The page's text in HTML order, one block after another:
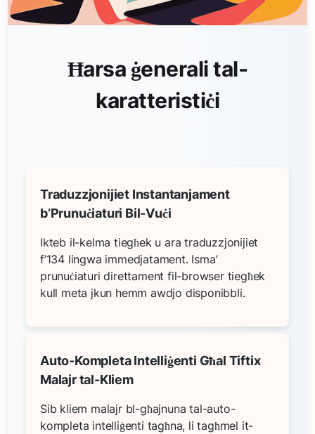
Ħarsa ġenerali tal-
karatteristiċi
Traduzzjonijiet Instantanjament
b’Prunuċiaturi Bil-Vuċi
Ikteb il-kelma tiegħek u ara traduzzjonijiet
f’134 lingwa immedjatament. Isma’
prunuċiaturi direttament fil-browser tiegħek
kull meta jkun hemm awdjo disponibbli.
Auto-Kompleta Intelliġenti Għal Tiftix
Malajr tal-Kliem
Sib kliem malajr bl-għajnuna tal-auto-
kompleta intelliġenti tagħna, li tagħmel it-